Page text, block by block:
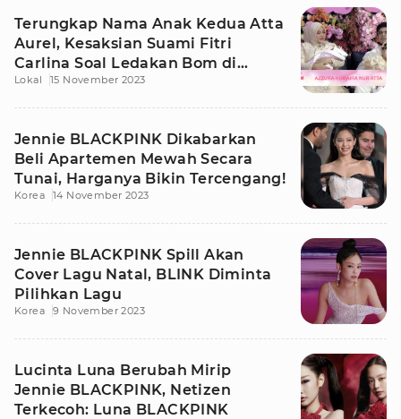
Terungkap Nama Anak Kedua Atta
Aurel, Kesaksian Suami Fitri
Carlina Soal Ledakan Bom di
Palestina
Lokal 15 November 2023
Jennie BLACKPINK Dikabarkan
Beli Apartemen Mewah Secara
Tunai, Harganya Bikin Tercengang!
Korea 14 November 2023
Jennie BLACKPINK Spill Akan
Cover Lagu Natal, BLINK Diminta
Pilihkan Lagu
Korea 9 November 2023
Lucinta Luna Berubah Mirip
Jennie BLACKPINK, Netizen
Terkecoh: Luna BLACKPINK